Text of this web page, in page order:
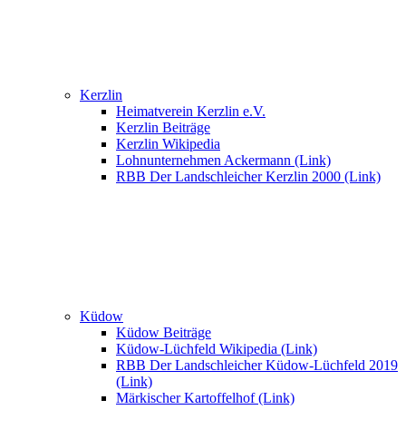
Kerzlin
Heimatverein Kerzlin e.V.
Kerzlin Beiträge
Kerzlin Wikipedia
Lohnunternehmen Ackermann (Link)
RBB Der Landschleicher Kerzlin 2000 (Link)
Küdow
Küdow Beiträge
Küdow-Lüchfeld Wikipedia (Link)
RBB Der Landschleicher Küdow-Lüchfeld 2019
(Link)
Märkischer Kartoffelhof (Link)